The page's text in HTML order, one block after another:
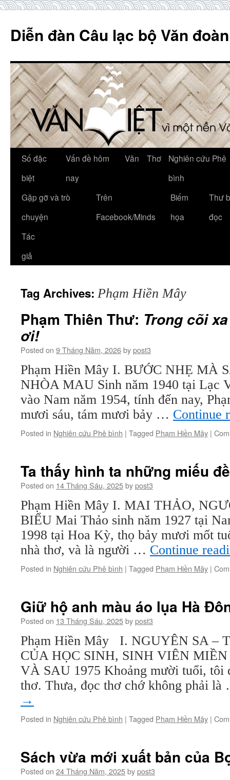
content
Diễn đàn Câu lạc bộ Văn
Số đặc
biệt
Vấn đề hôm
nay
Văn Thơ
Nghiên cứu Phê
bình
Gặp gỡ và trò
chuyện
Trên
Facebook/Minds
Biếm
họa
Thư
đọc
Tác
giả
Tag Archives: Phạm Hiền Mây
Phạm Thiên Thư: Trong cõi
ơi!
Posted on 9 Tháng Năm, 2026bypost3
Phạm Hiền Mây I. BƯỚC NHẸ MÀ
NHÒA MAU Sinh năm 1940 tại Lạc
vào Nam năm 1954, tính đến nay,
mươi sáu, tám mươi bảy … Continue
Posted in Nghiên cứu Phê bình | Tagged Phạm Hiền Mây |
Ta thấy hình ta những miếu
Posted on 14 Tháng Sáu, 2025bypost3
Phạm Hiền Mây I. MAI THẢO,
BIỂU Mai Thảo sinh năm 1927 tại
1998 tại Hoa Kỳ, thọ bảy mươi mốt
nhà thơ, và là người … Continue
Posted in Nghiên cứu Phê bình | Tagged Phạm Hiền Mây |
Giữ hộ anh màu áo lụa Hà
Posted on 13 Tháng Sáu, 2025bypost3
Phạm Hiền Mây I. NGUYÊN SA –
CỦA HỌC SINH, SINH VIÊN
VÀ SAU 1975 Khoảng mười tuổi, tôi
thơ. Thưa, đọc thơ chớ không phải
→
Posted in Nghiên cứu Phê bình | Tagged Phạm Hiền Mây |
Sách vừa mới xuất bản của
Posted on 24 Tháng Năm, 2025bypost3